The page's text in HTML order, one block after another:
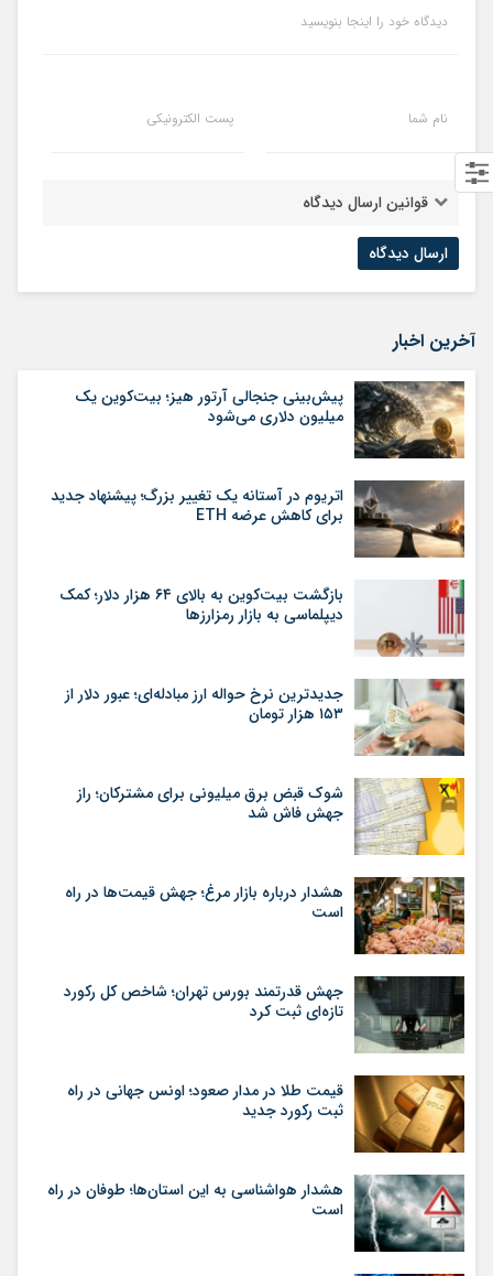
دیدگاه خود را اینجا بنویسید
نام شما پست الکترونیکی
قوانین ارسال دیدگاه
آخرین اخبار
پیش‌بینی جنجالی آرتور هیز؛ بیت‌کوین یک
میلیون دلاری می‌شود
اتریوم در آستانه یک تغییر بزرگ؛ پیشنهاد جدید
برای کاهش عرضه ETH
بازگشت بیت‌کوین به بالای ۶۴ هزار دلار؛ کمک
دیپلماسی به بازار رمزارزها
جدیدترین نرخ حواله ارز مبادله‌ای؛ عبور دلار از
۱۵۳ هزار تومان
شوک قبض برق میلیونی برای مشترکان؛ راز
جهش فاش شد
هشدار درباره بازار مرغ؛ جهش قیمت‌ها در راه
است
جهش قدرتمند بورس تهران؛ شاخص کل رکورد
تازه‌ای ثبت کرد
قیمت طلا در مدار صعود؛ اونس جهانی در راه
ثبت رکورد جدید
هشدار هواشناسی به این استان‌ها؛ طوفان در راه
است